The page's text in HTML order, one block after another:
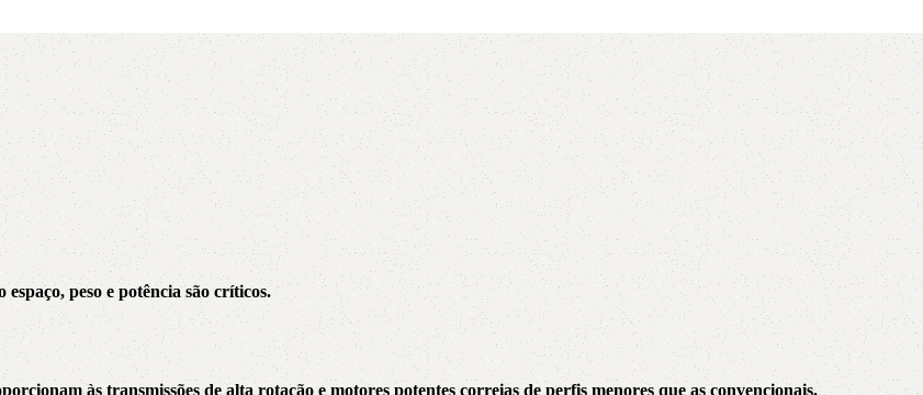
5VX AA AVX
BX C CC
PJ PK PK
SPZ
ZX
peso e potência são críticos.
às transmissões de alta rotação e motores potentes correias de perfis menores que as convencionais.